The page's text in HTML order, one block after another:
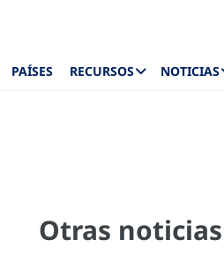
PAÍSES RECURSOS NOTICIAS
Otras noticias